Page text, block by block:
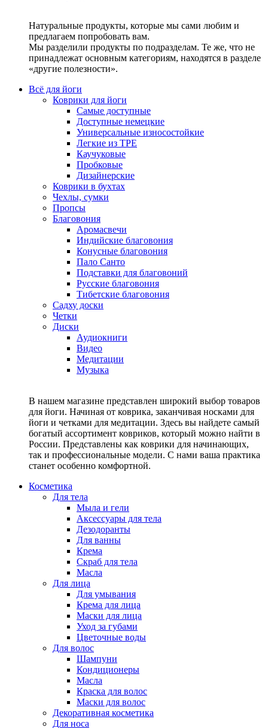
Натуральные продукты, которые мы сами любим и
предлагаем попробовать вам.
Мы разделили продукты по подразделам. Те же, что не
принадлежат основным категориям, находятся в разделе
«другие полезности».
Всё для йоги
Коврики для йоги
Самые доступные
Доступные немецкие
Универсальные износостойкие
Легкие из TPE
Каучуковые
Пробковые
Дизайнерские
Коврики в бухтах
Чехлы, сумки
Пропсы
Благовония
Аромасвечи
Индийские благовония
Конусные благовония
Пало Санто
Подставки для благовоний
Русские благовония
Тибетские благовония
Садху доски
Четки
Диски
Аудиокниги
Видео
Медитации
Музыка
В нашем магазине представлен широкий выбор товаров
для йоги. Начиная от коврика, заканчивая носками для
йоги и четками для медитации. Здесь вы найдете самый
богатый ассортимент ковриков, который можно найти в
России. Представлены как коврики для начинающих,
так и профессиональные модели. С нами ваша практика
станет особенно комфортной.
Косметика
Для тела
Мыла и гели
Аксессуары для тела
Дезодоранты
Для ванны
Крема
Скраб для тела
Масла
Для лица
Для умывания
Крема для лица
Маски для лица
Уход за губами
Цветочные воды
Для волос
Шампуни
Кондиционеры
Масла
Краска для волос
Маски для волос
Декоративная косметика
Для носа